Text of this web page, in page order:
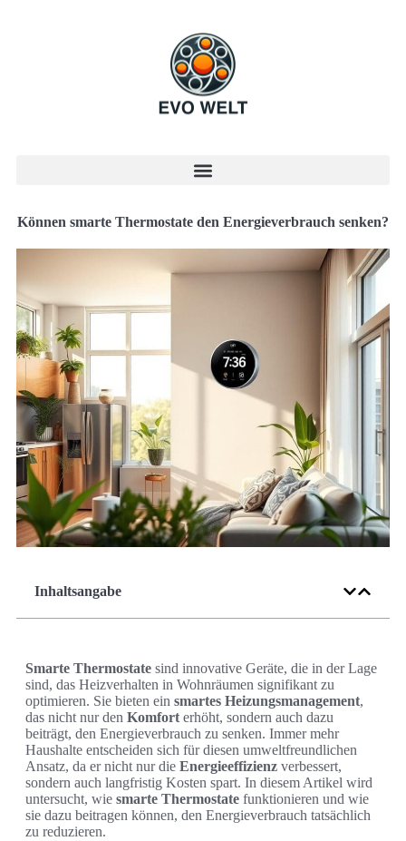
Können smarte Thermostate den Energieverbrauch senken?
Inhaltsangabe
Smarte Thermostate sind innovative Geräte, die in der Lage
sind, das Heizverhalten in Wohnräumen signifikant zu
optimieren. Sie bieten ein smartes Heizungsmanagement,
das nicht nur den Komfort erhöht, sondern auch dazu
beiträgt, den Energieverbrauch zu senken. Immer mehr
Haushalte entscheiden sich für diesen umweltfreundlichen
Ansatz, da er nicht nur die Energieeffizienz verbessert,
sondern auch langfristig Kosten spart. In diesem Artikel wird
untersucht, wie smarte Thermostate funktionieren und wie
sie dazu beitragen können, den Energieverbrauch tatsächlich
zu reduzieren.